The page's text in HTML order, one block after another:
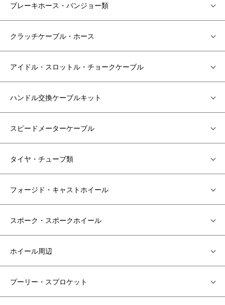
ブレーキホース・バンジョー類
クラッチケーブル・ホース
アイドル・スロットル・チョークケーブル
ハンドル交換ケーブルキット
スピードメーターケーブル
タイヤ・チューブ類
フォージド・キャストホイール
スポーク・スポークホイール
ホイール周辺
プーリー・スプロケット